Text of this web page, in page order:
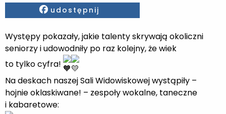
Facebook
udostępnij
Występy pokazały, jakie talenty skrywają okoliczni
seniorzy i udowodniły po raz kolejny, że wiek
to tylko cyfra!
Na deskach naszej Sali Widowiskowej wystąpiły –
hojnie oklaskiwane! – zespoły wokalne, taneczne
i kabaretowe: